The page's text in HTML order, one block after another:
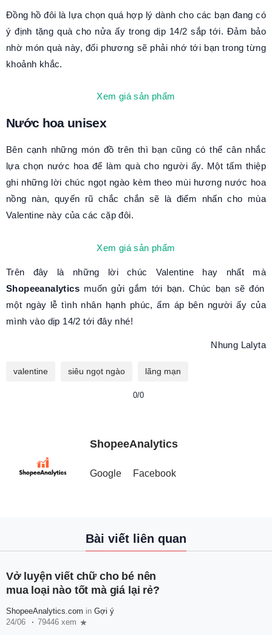
Đồng hồ đôi là lựa chọn quá hợp lý dành cho các bạn đang có
ý định tặng quà cho nửa ấy trong dịp 14/2 sắp tới. Đảm bảo
nhờ món quà này, đối phương sẽ phải nhớ tới bạn trong từng
khoảnh khắc.
Xem giá sản phẩm
Nước hoa unisex
Bên cạnh những món đồ trên thì bạn cũng có thể cân nhắc
lựa chọn nước hoa để làm quà cho người ấy. Một tấm thiệp
ghi những lời chúc ngọt ngào kèm theo mùi hương nước hoa
nồng nàn, quyến rũ chắc chắn sẽ là điểm nhấn cho mùa
Valentine này của các cặp đôi.
Xem giá sản phẩm
Trên đây là những lời chúc Valentine hay nhất mà
Shopeeanalytics muốn gửi gắm tới bạn. Chúc bạn sẽ đón
một ngày lễ tình nhân hạnh phúc, ấm áp bên người ấy của
mình vào dịp 14/2 tới đây nhé!
Nhung Lalyta
valentine siêu ngọt ngào lãng mạn
0/0
ShopeeAnalytics
Google Facebook
Bài viết liên quan
Vở luyện viết chữ cho bé nên
mua loại nào tốt mà giá lại rẻ?
ShopeeAnalytics.com in Gợi ý
24/06
79446 xem